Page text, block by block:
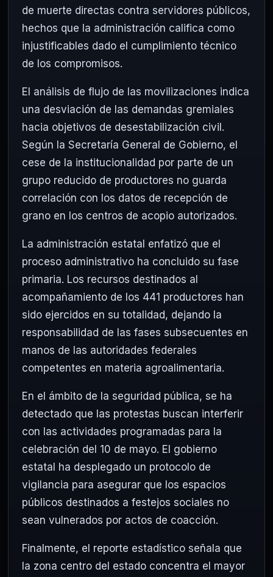
de muerte directas contra servidores públicos,
hechos que la administración califica como
injustificables dado el cumplimiento técnico
de los compromisos.
El análisis de flujo de las movilizaciones indica
una desviación de las demandas gremiales
hacia objetivos de desestabilización civil.
Según la Secretaría General de Gobierno, el
cese de la institucionalidad por parte de un
grupo reducido de productores no guarda
correlación con los datos de recepción de
grano en los centros de acopio autorizados.
La administración estatal enfatizó que el
proceso administrativo ha concluido su fase
primaria. Los recursos destinados al
acompañamiento de los 441 productores han
sido ejercidos en su totalidad, dejando la
responsabilidad de las fases subsecuentes en
manos de las autoridades federales
competentes en materia agroalimentaria.
En el ámbito de la seguridad pública, se ha
detectado que las protestas buscan interferir
con las actividades programadas para la
celebración del 10 de mayo. El gobierno
estatal ha desplegado un protocolo de
vigilancia para asegurar que los espacios
públicos destinados a festejos sociales no
sean vulnerados por actos de coacción.
Finalmente, el reporte estadístico señala que
la zona centro del estado concentra el mayor